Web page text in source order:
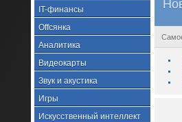
IT-финансы
Offсянка
Аналитика
Видеокарты
Звук и акустика
Игры
Искусственный интеллект